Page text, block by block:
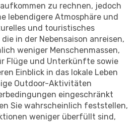
zu rechnen, jedoch
lebendigere Atmosphäre und
und touristisches
in der Nebensaison anreisen,
weniger Menschenmassen,
Flüge und Unterkünfte sowie
Einblick in das lokale Leben
Outdoor-Aktivitäten
eingeschränkt
Sie wahrscheinlich feststellen,
weniger überfüllt sind,